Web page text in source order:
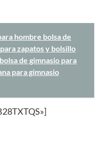
hombre bolsa de
zapatos y bolsillo
de gimnasio para
para gimnasio